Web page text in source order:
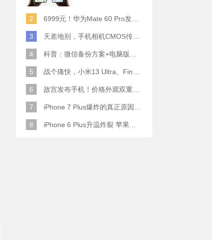
2
6999元！华为Mate 60 Pro发布：麒麟9000S+卫星通话 (附初步跑分)
3 天差地别，手机相机CMOS传感器实际面积对比
4 科普：微信备份方案+电脑版丢失数据恢复指南
5 战个痛快，小米13 Ultra、Find X6 Pro、vivo X90 Pro+、小米12SU拍照横评
6 故宫发布手机！价格外观双重逆天！
7 iPhone 7 Plus爆炸的真正原因原来是这样
8 iPhone 6 Plus升温炸裂 苹果赔了一部全新的